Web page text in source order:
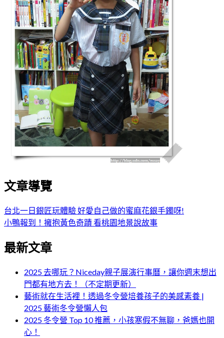
文章導覽
台北一日銀匠玩體驗 好愛自己做的蜜麻花銀手鐲呀!
小鴨報到！擁抱黃色奇蹟 看桃園地景說故事
最新文章
2025 去哪玩？Niceday親子展演行事曆，讓你週末想出
門都有地方去！（不定期更新）
藝術就在生活裡！透過冬令營培養孩子的美感素養 |
2025 藝術冬令營懶人包
2025 冬令營 Top 10 推薦，小孩寒假不無聊，爸媽也開
心！